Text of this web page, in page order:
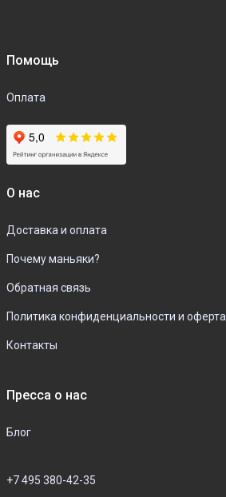
Помощь
Оплата
О нас
Доставка и оплата
Почему маньяки?
Обратная связь
Политика конфиденциальности и оферта
Контакты
Пресса о нас
Блог
+7 495 380-42-35